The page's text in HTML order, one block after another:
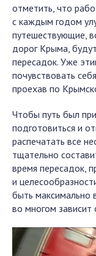
отметить, что
с каждым годом
путешествующие,
дорог Крыма,
пересадок. Уже
почувствовать
проехав по
Чтобы путь был
подготовиться и
распечатать все
тщательно
время пересадок,
и
быть максимально
во многом зависит